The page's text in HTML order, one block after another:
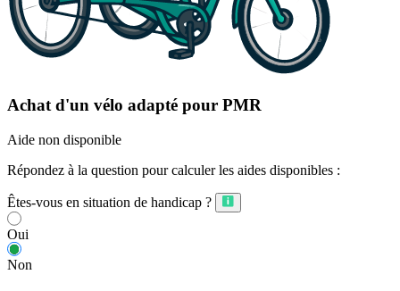
Achat d'un vélo adapté pour PMR
Aide non disponible
Répondez à la question pour calculer les aides disponibles :
Êtes-vous en situation de handicap ?
Oui
Non